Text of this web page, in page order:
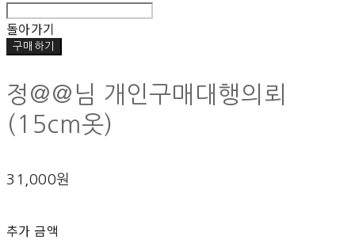
돌아가기
구매하기
정@@님 개인구매대행의뢰
(15cm옷)
31,000원
추가 금액